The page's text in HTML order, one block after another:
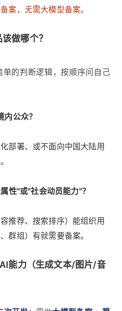
案，无需大模型备案。
做哪个？
的判断逻辑，按顺序问自己
公众？
部署、或不面向中国大陆用
性"或"社会动员能力"？
推荐、搜索排序）能组织用
群组）有就需要备案。
能力（生成文本/图片/音